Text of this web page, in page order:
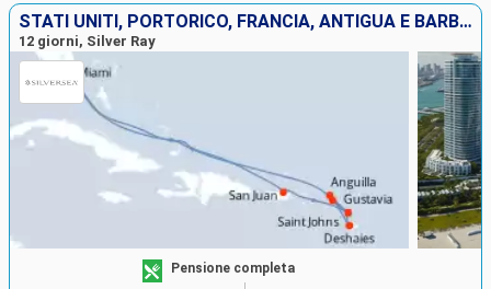
STATI UNITI, PORTORICO, FRANCIA, ANTIGUA E BARBUDA, ANGUILLA
12 giorni, Silver Ray
Pensione completa